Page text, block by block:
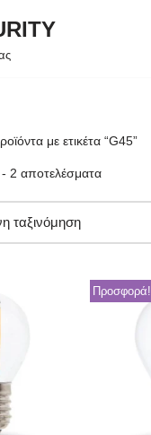
με ετικέτα “G45”
2 αποτελέσματα
Προσφορά!